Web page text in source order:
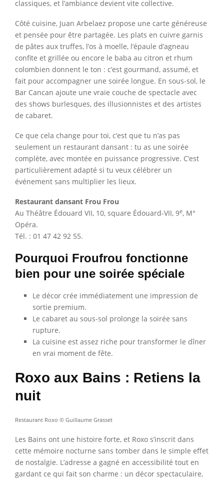
classiques, et l’ambiance devient vite collective.
Côté cuisine, Juan Arbelaez propose une carte généreuse
et pensée pour être partagée. Les plats en cuivre garnis
de pâtes aux truffes, l’os à moelle, l’épaule d’agneau
confite et grillée ou encore le baba au citron et rhum
colombien donnent le ton : c’est gourmand, assumé, et
fait pour accompagner une soirée longue. En sous-sol, le
Bar Cancan ajoute une vraie couche de spectacle avec
des shows burlesques, des illusionnistes et des artistes
de cabaret.
Ce que cela change pour toi, c’est que tu n’as pas
seulement un restaurant dansant : tu as une soirée
complète, avec montée en puissance progressive. C’est
particulièrement adapté si tu veux célébrer un
événement sans multiplier les lieux.
Restaurant dansant Frou Frou
Au Théâtre Édouard VII, 10, square Édouard-VII, 9e, M°
Opéra.
Tél. : 01 47 42 92 55.
Pourquoi Froufrou fonctionne
bien pour une soirée spéciale
Le décor crée immédiatement une impression de
sortie premium.
Le cabaret au sous-sol prolonge la soirée sans
rupture.
La cuisine est assez riche pour transformer le dîner
en vrai moment de fête.
Roxo aux Bains : Retiens la
nuit
Restaurant Roxo © Guillaume Grasset
Les Bains ont une histoire forte, et Roxo s’inscrit dans
cette mémoire nocturne sans tomber dans le simple effet
de nostalgie. L’adresse a gagné en accessibilité tout en
gardant ce qui fait son charme : un décor spectaculaire,